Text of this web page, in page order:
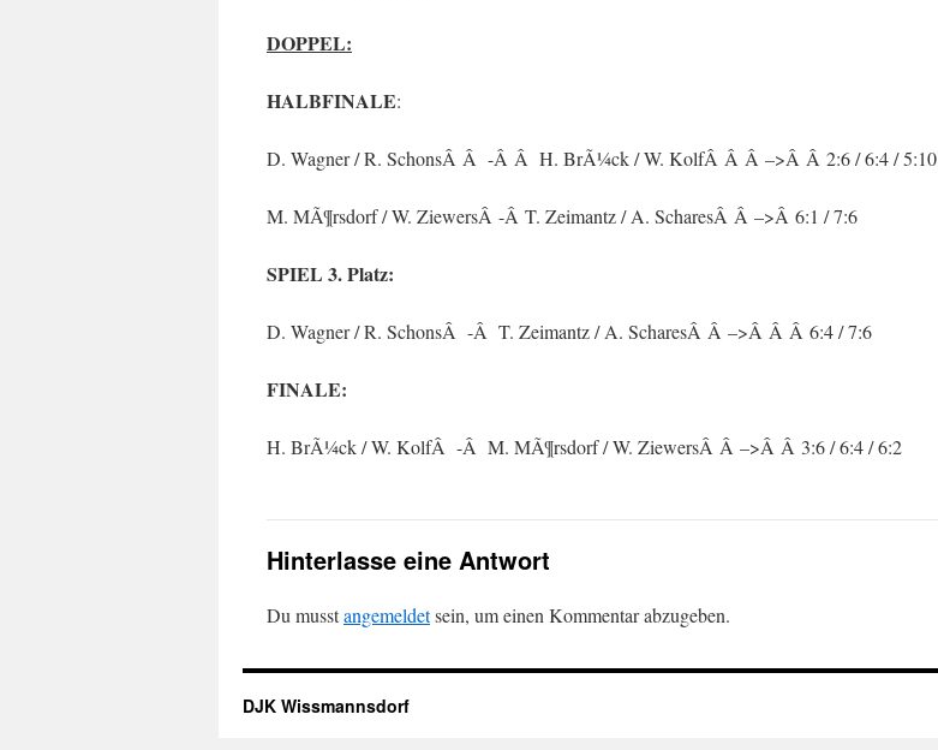
DOPPEL:
HALBFINALE:
D. Wagner / R. SchonsÂ Â -Â Â H. BrÃ¼ck / W. KolfÂ Â Â –>Â Â 2:6 / 6:4 / 5:10
M. MÃ¶rsdorf / W. ZiewersÂ -Â T. Zeimantz / A. ScharesÂ Â –>Â 6:1 / 7:6
SPIEL 3. Platz:
D. Wagner / R. SchonsÂ -Â T. Zeimantz / A. ScharesÂ Â –>Â Â Â 6:4 / 7:6
FINALE:
H. BrÃ¼ck / W. KolfÂ -Â M. MÃ¶rsdorf / W. ZiewersÂ Â –>Â Â 3:6 / 6:4 / 6:2
Hinterlasse eine Antwort
Du musstangemeldetsein, um einen Kommentar abzugeben.
DJK Wissmannsdorf